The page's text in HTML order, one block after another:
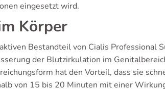
eingesetzt wird.
Körper
Bestandteil von Cialis Professional
der Blutzirkulation im
hat den Vorteil, dass sie
von 15 bis 20 Minuten mit einer